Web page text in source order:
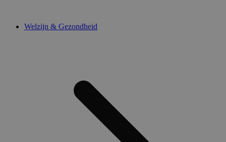
Welzijn & Gezondheid